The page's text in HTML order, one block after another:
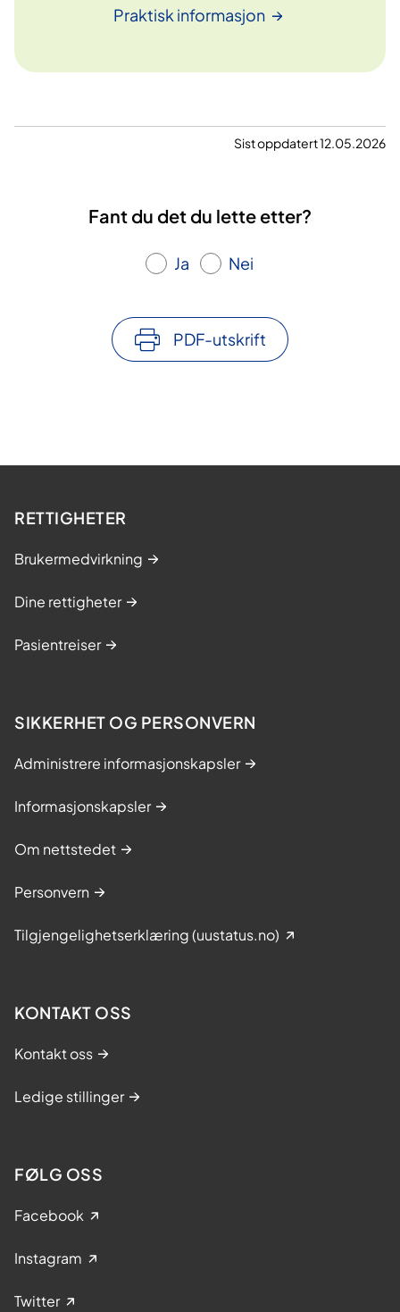
Praktisk informasjon
Sist oppdatert 12.05.2026
Fant du det du lette etter?
Ja Nei
PDF-utskrift
RETTIGHETER
Brukermedvirkning
Dine rettigheter
Pasientreiser
SIKKERHET OG PERSONVERN
Administrere informasjonskapsler
Informasjonskapsler
Om nettstedet
Personvern
Tilgjengelighetserklæring (uustatus.no)
KONTAKT OSS
Kontakt oss
Ledige stillinger
FØLG OSS
Facebook
Instagram
Twitter